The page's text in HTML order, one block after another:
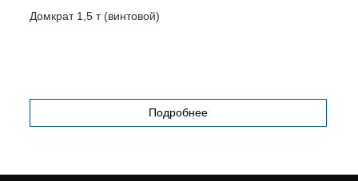
Домкрат 1,5 т (винтовой)
Подробнее